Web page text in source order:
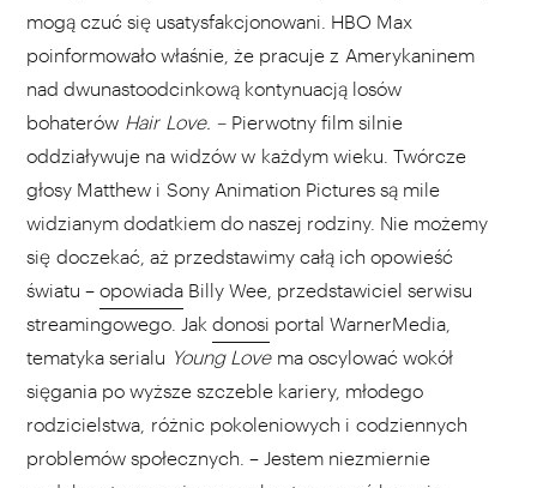
mogą czuć się usatysfakcjonowani. HBO Max
poinformowało właśnie, że pracuje z Amerykaninem
nad dwunastoodcinkową kontynuacją losów
bohaterów Hair Love. – Pierwotny film silnie
oddziaływuje na widzów w każdym wieku. Twórcze
głosy Matthew i Sony Animation Pictures są mile
widzianym dodatkiem do naszej rodziny. Nie możemy
się doczekać, aż przedstawimy całą ich opowieść
światu – opowiada Billy Wee, przedstawiciel serwisu
streamingowego. Jak donosi portal WarnerMedia,
tematyka serialu Young Love ma oscylować wokół
sięgania po wyższe szczeble kariery, młodego
rodzicielstwa, różnic pokoleniowych i codziennych
problemów społecznych. – Jestem niezmiernie